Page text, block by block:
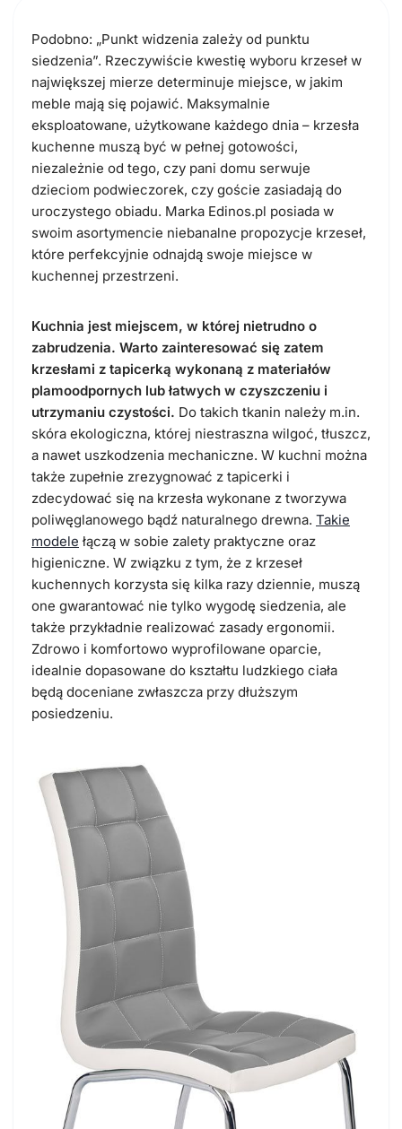
Podobno: „Punkt widzenia zależy od punktu
siedzenia”. Rzeczywiście kwestię wyboru krzeseł w
największej mierze determinuje miejsce, w jakim
meble mają się pojawić. Maksymalnie
eksploatowane, użytkowane każdego dnia – krzesła
kuchenne muszą być w pełnej gotowości,
niezależnie od tego, czy pani domu serwuje
dzieciom podwieczorek, czy goście zasiadają do
uroczystego obiadu. Marka Edinos.pl posiada w
swoim asortymencie niebanalne propozycje krzeseł,
które perfekcyjnie odnajdą swoje miejsce w
kuchennej przestrzeni.
Kuchnia jest miejscem, w której nietrudno o
zabrudzenia. Warto zainteresować się zatem
krzesłami z tapicerką wykonaną z materiałów
plamoodpornych lub łatwych w czyszczeniu i
utrzymaniu czystości. Do takich tkanin należy m.in.
skóra ekologiczna, której niestraszna wilgoć, tłuszcz,
a nawet uszkodzenia mechaniczne. W kuchni można
także zupełnie zrezygnować z tapicerki i
zdecydować się na krzesła wykonane z tworzywa
poliwęglanowego bądź naturalnego drewna. Takie
modele łączą w sobie zalety praktyczne oraz
higieniczne. W związku z tym, że z krzeseł
kuchennych korzysta się kilka razy dziennie, muszą
one gwarantować nie tylko wygodę siedzenia, ale
także przykładnie realizować zasady ergonomii.
Zdrowo i komfortowo wyprofilowane oparcie,
idealnie dopasowane do kształtu ludzkiego ciała
będą doceniane zwłaszcza przy dłuższym
posiedzeniu.